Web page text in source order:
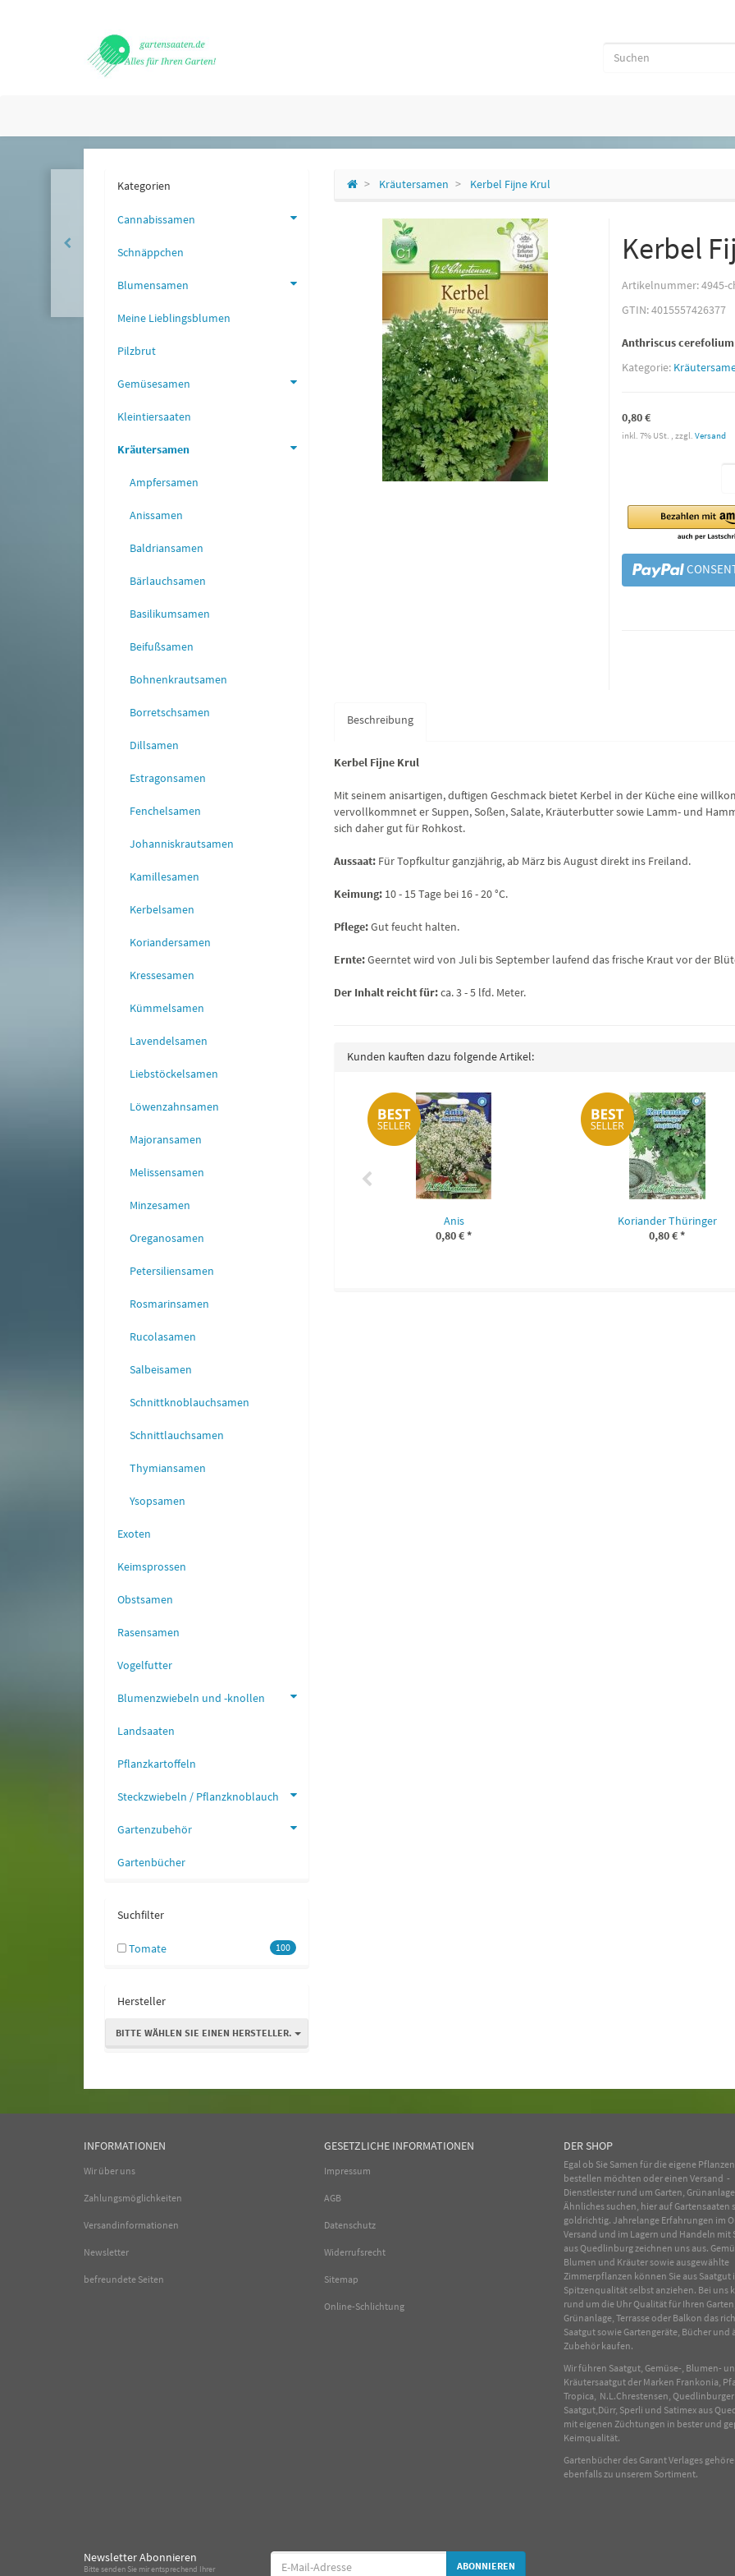
Kräutersamen Kerbel Fijne Krul
Kerbel
Artikelnummer:4945-
GTIN:4015557426377
Anthriscus cerefolium
Kategorie:
0,80 €
inkl. 7% USt. , zzgl. Versand
Beschreibung
Kerbel Fijne Krul
Mit seinem anisartigen, duftigen Geschmack bietet Kerbel in der Küche eine
vervollkommnet er Suppen, Soßen, Salate, Kräuterbutter sowie Lamm- und
sich daher gut für Rohkost.
Aussaat: Für Topfkultur ganzjährig, ab März bis August direkt ins Freiland.
Keimung: 10 - 15 Tage bei 16 - 20 °C.
Pflege:Gut feucht halten.
Ernte:Geerntet wird von Juli bis September laufend das frische Kraut vor der
Der Inhalt reicht für:ca. 3 - 5 lfd. Meter.
Kunden kauften dazu folgende Artikel:
Anis
0,80 €*
Koriander Thüringer
0,80 €*
Kategorien
Cannabissamen
Schnäppchen
Blumensamen
Meine Lieblingsblumen
Pilzbrut
Gemüsesamen
Kleintiersaaten
Kräutersamen
Ampfersamen
Anissamen
Baldriansamen
Bärlauchsamen
Basilikumsamen
Beifußsamen
Bohnenkrautsamen
Borretschsamen
Dillsamen
Estragonsamen
Fenchelsamen
Johanniskrautsamen
Kamillesamen
Kerbelsamen
Koriandersamen
Kressesamen
Kümmelsamen
Lavendelsamen
Liebstöckelsamen
Löwenzahnsamen
Majoransamen
Melissensamen
Minzesamen
Oreganosamen
Petersiliensamen
Rosmarinsamen
Rucolasamen
Salbeisamen
Schnittknoblauchsamen
Schnittlauchsamen
Thymiansamen
Ysopsamen
Exoten
Keimsprossen
Obstsamen
Rasensamen
Vogelfutter
Blumenzwiebeln und -knollen
Landsaaten
Pflanzkartoffeln
Steckzwiebeln / Pflanzknoblauch
Gartenzubehör
Gartenbücher
Suchfilter
100
Tomate
Hersteller
BITTE WÄHLEN SIE EINEN HERSTELLER.
INFORMATIONEN
Wir über uns
Zahlungsmöglichkeiten
Versandinformationen
Newsletter
befreundete Seiten
GESETZLICHE INFORMATIONEN
Impressum
AGB
Datenschutz
Widerrufsrecht
Sitemap
Online-Schlichtung
DER SHOP
Egal ob Sie Samen für die eigene
bestellen möchten oder einen Versand -
Dienstleister rund um Garten,
Ähnliches suchen, hier auf Gartensaaten
goldrichtig. Jahrelange Erfahrungen im
Versand und im Lagern und Handeln mit
aus Quedlinburg zeichnen uns aus.
Blumen und Kräuter sowie ausgewählte
Zimmerpflanzen können Sie aus Saatgut
Spitzenqualität selbst anziehen. Bei uns
rund um die Uhr Qualität für Ihren Garten,
Grünanlage, Terrasse oder Balkon das
Saatgut sowie Gartengeräte, Bücher und
Zubehör kaufen.
Wir führen Saatgut, Gemüse-, Blumen-
Kräutersaatgut der Marken Frankonia,
Tropica, N.L.Chrestensen, Quedlinburger
Saatgut,Dürr, Sperli und Satimex aus
mit eigenen Züchtungen in bester und
Keimqualität.
Gartenbücher des Garant Verlages
ebenfalls zu unserem Sortiment.
Newsletter Abonnieren
Bitte senden Sie mir entsprechend Ihrer
E-
Mail-
ABONNIEREN